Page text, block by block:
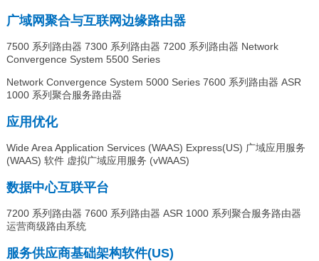
广域网聚合与互联网边缘路由器
7500 系列路由器 7300 系列路由器 7200 系列路由器 Network
Convergence System 5500 Series
Network Convergence System 5000 Series 7600 系列路由器 ASR
1000 系列聚合服务路由器
应用优化
Wide Area Application Services (WAAS) Express(US) 广域应用服务
(WAAS) 软件 虚拟广域应用服务 (vWAAS)
数据中心互联平台
7200 系列路由器 7600 系列路由器 ASR 1000 系列聚合服务路由器
运营商级路由系统
服务供应商基础架构软件(US)